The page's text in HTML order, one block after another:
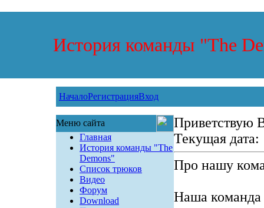
История команды "The
НачалоРегистрацияВход
Меню сайта
Главная
История команды "The
Demons"
Список трюков
Видео
Форум
Download
Приветствую
Текущая дата:
Про нашу
Наша команда